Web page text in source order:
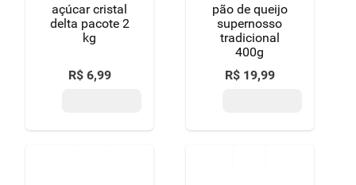
açúcar cristal
delta pacote 2
kg
R$ 6,99
pão de queijo
supernosso
tradicional
400g
R$ 19,99